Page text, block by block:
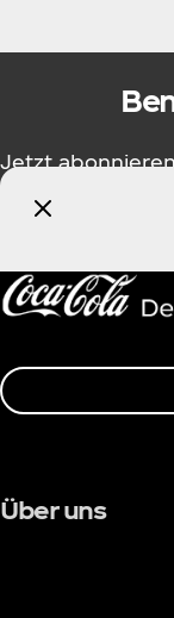
Jetzt
rund um
Über uns